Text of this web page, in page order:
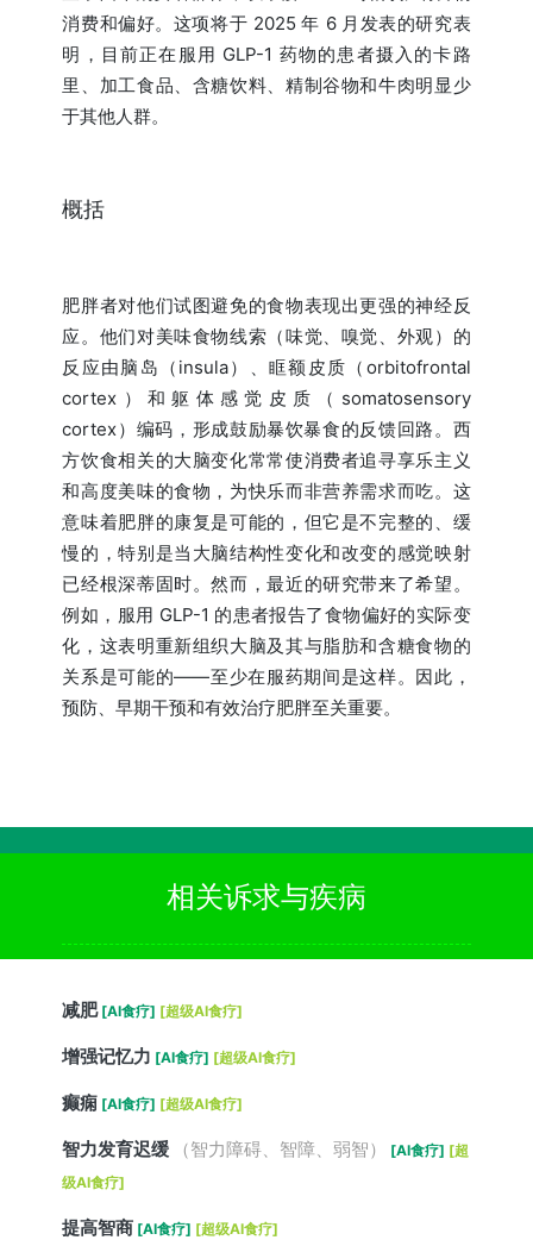
消费和偏好。这项将于 2025 年 6 月发表的研究表
明，目前正在服用 GLP-1 药物的患者摄入的卡路
里、加工食品、含糖饮料、精制谷物和牛肉明显少
于其他人群。
概括
肥胖者对他们试图避免的食物表现出更强的神经反
应。他们对美味食物线索（味觉、嗅觉、外观）的
反应由脑岛（insula）、眶额皮质（orbitofrontal
cortex）和躯体感觉皮质（somatosensory
cortex）编码，形成鼓励暴饮暴食的反馈回路。西
方饮食相关的大脑变化常常使消费者追寻享乐主义
和高度美味的食物，为快乐而非营养需求而吃。这
意味着肥胖的康复是可能的，但它是不完整的、缓
慢的，特别是当大脑结构性变化和改变的感觉映射
已经根深蒂固时。然而，最近的研究带来了希望。
例如，服用 GLP-1 的患者报告了食物偏好的实际变
化，这表明重新组织大脑及其与脂肪和含糖食物的
关系是可能的——至少在服药期间是这样。因此，
预防、早期干预和有效治疗肥胖至关重要。
相关诉求与疾病
减肥 [AI食疗] [超级AI食疗]
增强记忆力 [AI食疗] [超级AI食疗]
癫痫 [AI食疗] [超级AI食疗]
智力发育迟缓 （智力障碍、智障、弱智） [AI食疗] [超
级AI食疗]
提高智商 [AI食疗] [超级AI食疗]